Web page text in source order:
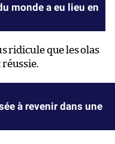
monde a eu lieu en
ridicule que les olas
réussie.
à revenir dans une